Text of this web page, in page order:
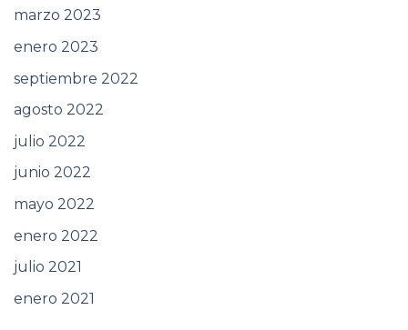
marzo 2023
enero 2023
septiembre 2022
agosto 2022
julio 2022
junio 2022
mayo 2022
enero 2022
julio 2021
enero 2021